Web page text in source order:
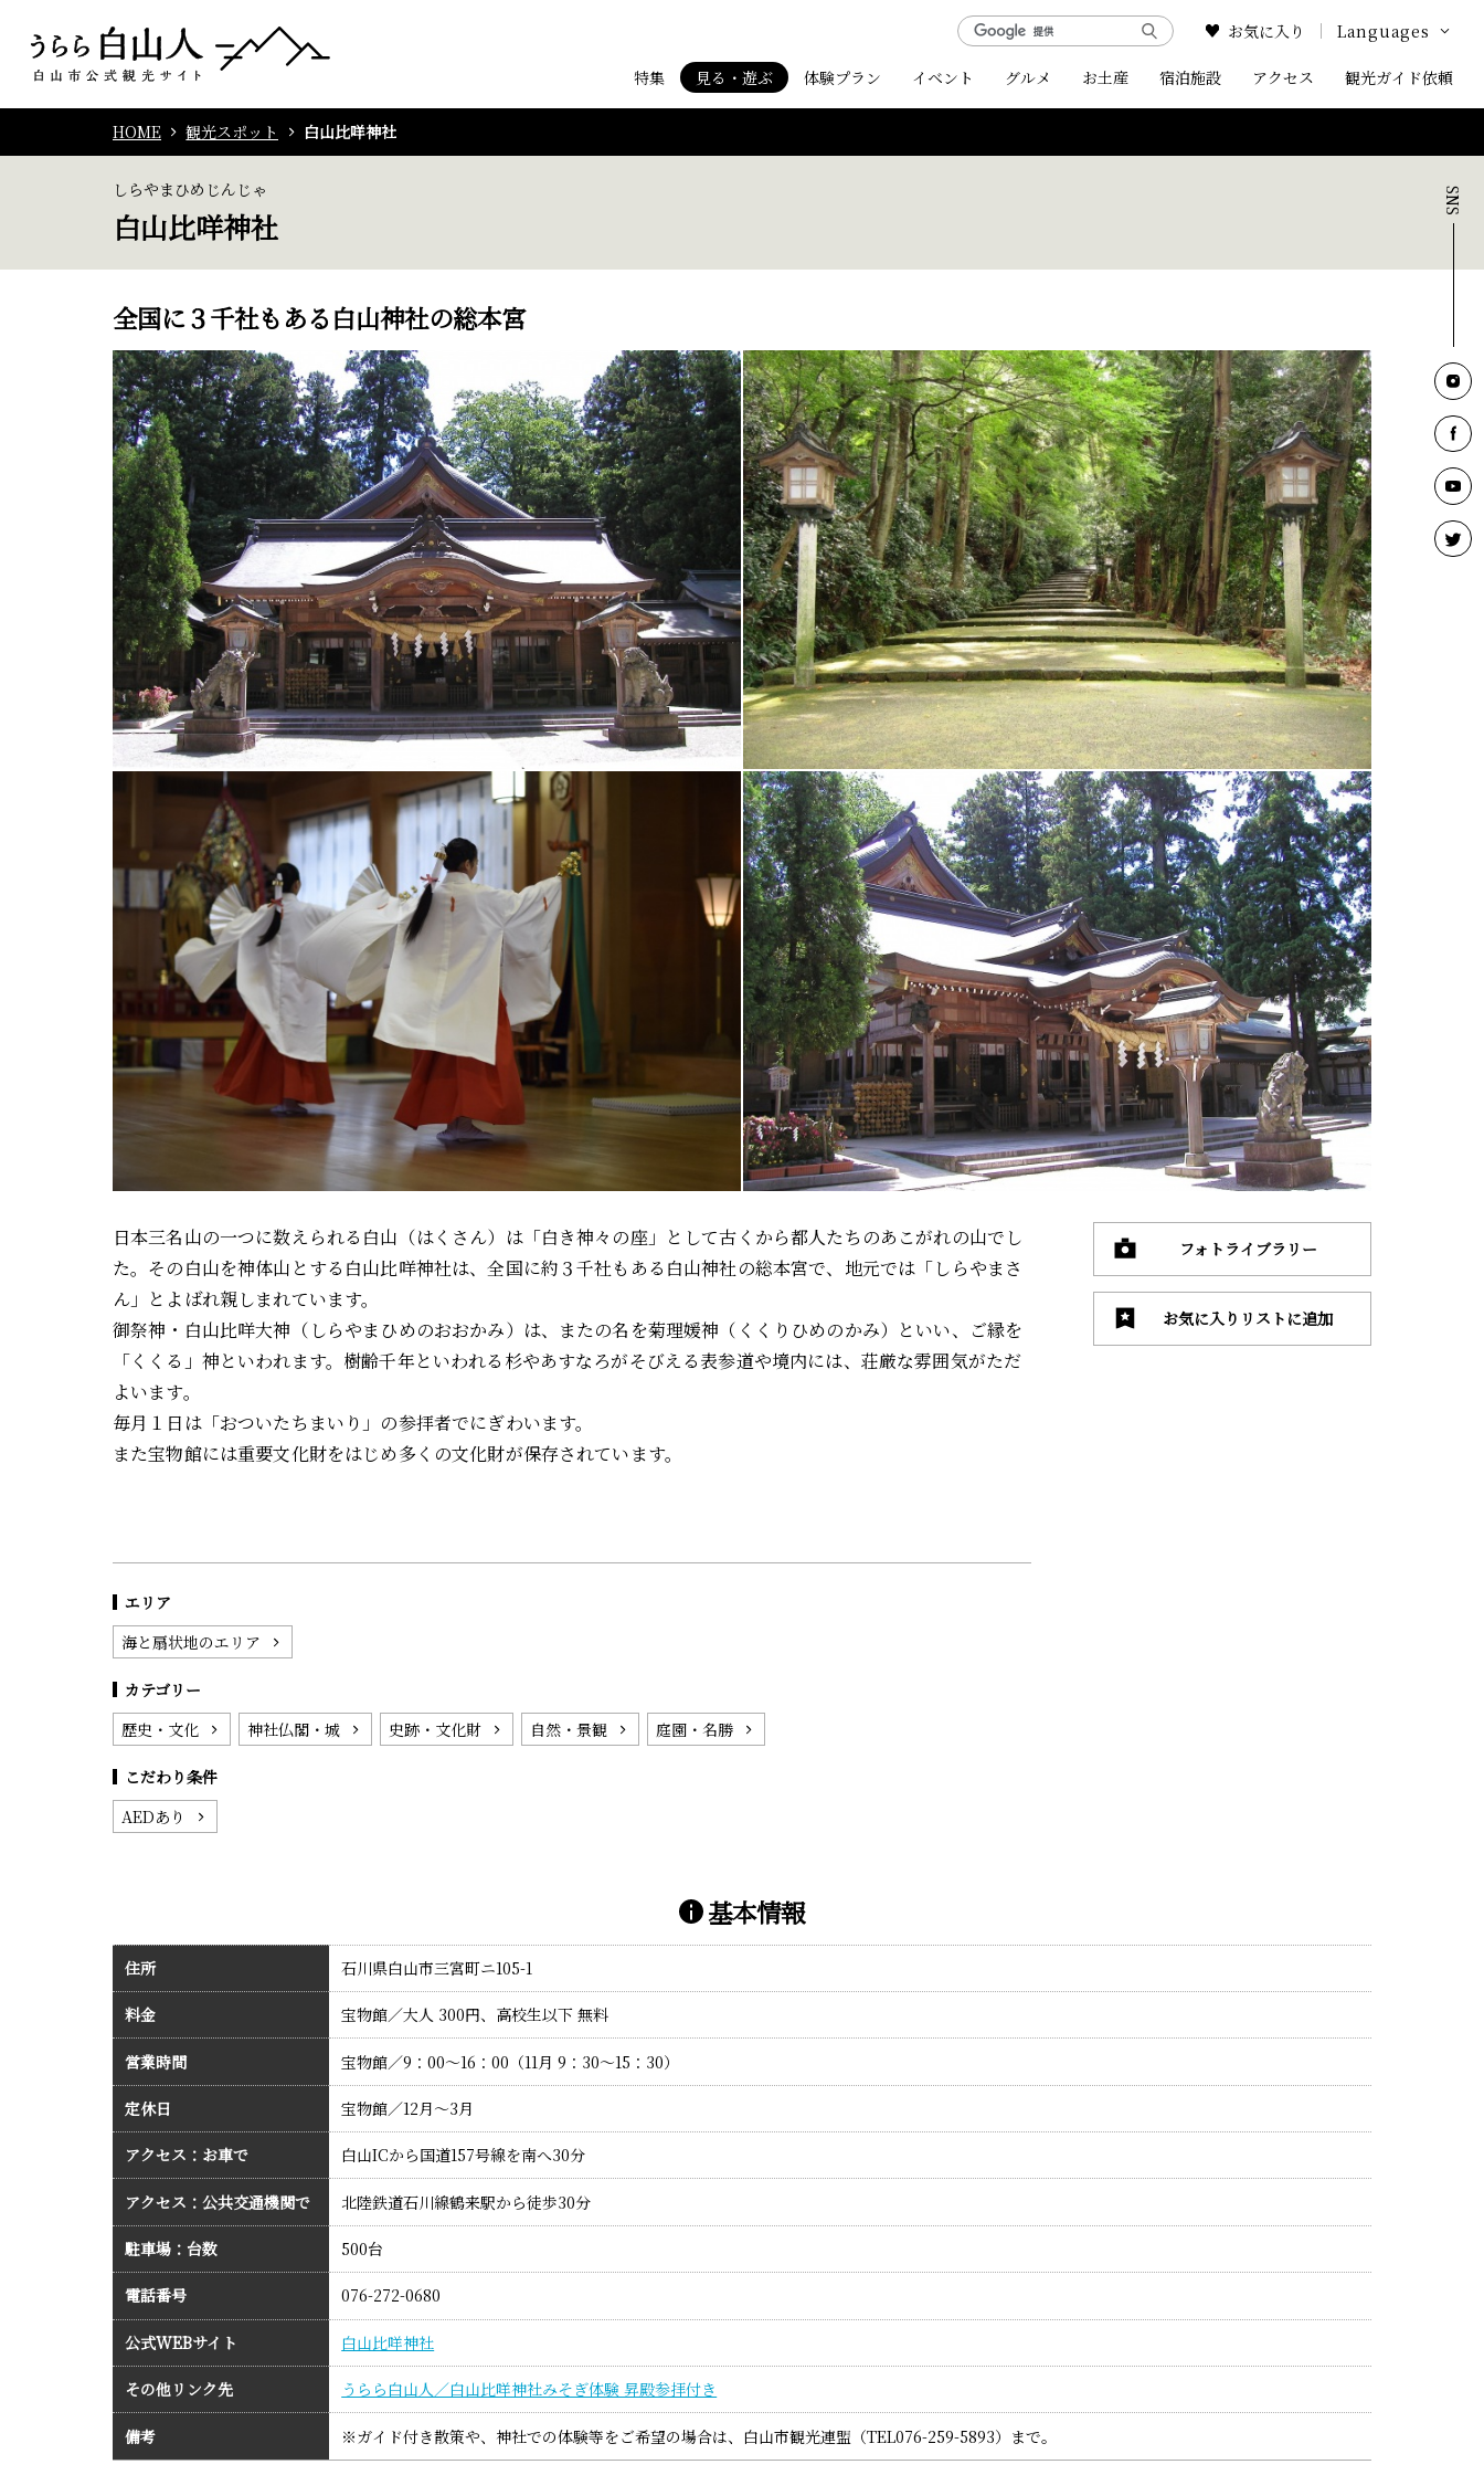
特集 見る・遊ぶ 体験プラン イベント グルメ お土産 宿泊施設 アクセス 観光ガイド依頼
お気に入り Languages
Google Translate
HOME 観光スポット 白山比咩神社
白山比咩神社
しらやまひめじんじゃ
全国に３千社もある白山神社の総本宮
日本三名山の一つに数えられる白山（はくさん）は「白き神々の座」として古くから都人たちのあこがれの山でし
た。その白山を神体山とする白山比咩神社は、全国に約３千社もある白山神社の総本宮で、地元では「しらやまさ
ん」とよばれ親しまれています。
御祭神・白山比咩大神（しらやまひめのおおかみ）は、またの名を菊理媛神（くくりひめのかみ）といい、ご縁を
「くくる」神といわれます。樹齢千年といわれる杉やあすなろがそびえる表参道や境内には、荘厳な雰囲気がただ
よいます。
毎月１日は「おついたちまいり」の参拝者でにぎわいます。
また宝物館には重要文化財をはじめ多くの文化財が保存されています。
エリア
海と扇状地のエリア
カテゴリー
歴史・文化
神社仏閣・城 史跡・文化財 自然・景観 庭園・名勝
こだわり条件
AEDあり
フォトライブラリー
お気に入りリストに追加
基本情報
住所 石川県白山市三宮町ニ105-1
料金 宝物館／大人 300円、高校生以下 無料
営業時間 宝物館／9：00～16：00（11月 9：30～15：30）
定休日 宝物館／12月～3月
アクセス：お車で 白山ICから国道157号線を南へ30分
アクセス：公共交通機関で 北陸鉄道石川線鶴来駅から徒歩30分
駐車場：台数 500台
電話番号 076-272-0680
公式WEBサイト 白山比咩神社
その他リンク先 うらら白山人／白山比咩神社みそぎ体験 昇殿参拝付き
備考 ※ガイド付き散策や、神社での体験等をご希望の場合は、白山市観光連盟（TEL076-259-5893）まで。